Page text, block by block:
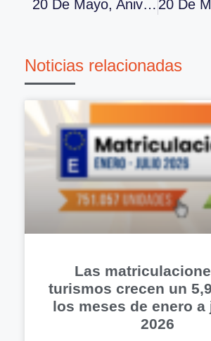
20 De Mayo, Aniversario De ANCERA Y Día Del Recambista
Noticias relacionadas
Las
turismos crecen un
los meses de enero a
2026